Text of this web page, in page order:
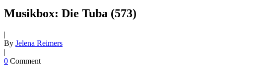
Musikbox: Die Tuba (573)
|
By Jelena Reimers
|
0 Comment